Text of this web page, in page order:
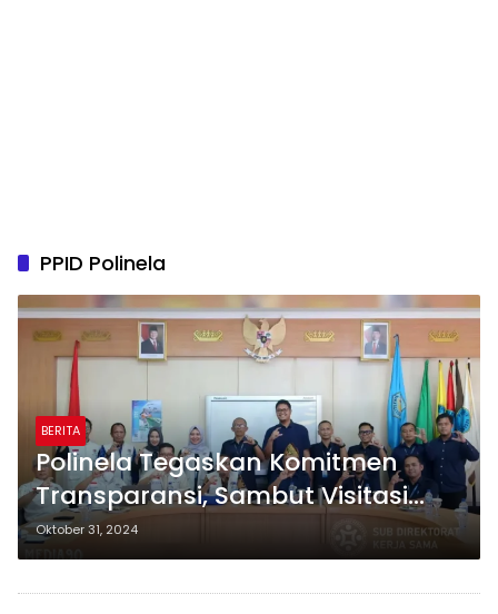
PPID Polinela
BERITA
Polinela Tegaskan Komitmen
Transparansi, Sambut Visitasi
Penilaian Komisi Informasi
Lampung
Oktober 31, 2024